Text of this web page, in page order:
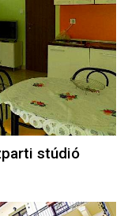
stúdió